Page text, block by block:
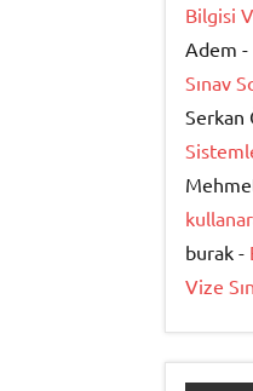
Bilgisi
Adem -
Sınav
Serkan
burak -
Vize